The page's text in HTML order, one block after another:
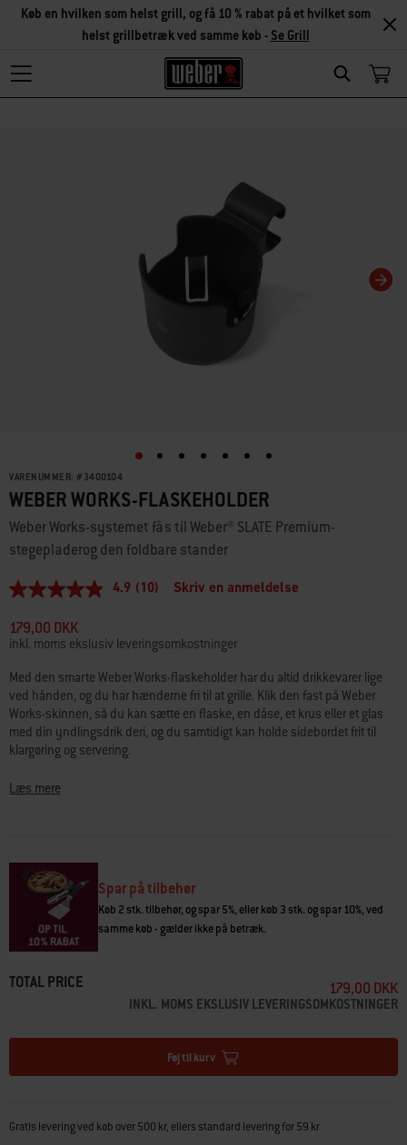
Search
Køb en hvilken som helst grill, og få 10 % rabat på et hvilket som
helst grillbetræk ved samme køb - Se Grill
VARENUMMER: # 3400104
WEBER WORKS-FLASKEHOLDER
Weber Works-systemet fås til Weber® SLATE Premium-
stegepladerog den foldbare stander
4.9
af
5
stjerner,
gennemsnitlig
bedømmelsesværdi.
Read
10
Reviews.
Samme
sidelink.
4.9 (10) Skriv en anmeldelse
179,00 DKK
inkl. moms ekslusiv leveringsomkostninger
Med den smarte Weber Works-flaskeholder har du altid drikkevarer lige
ved hånden, og du har hænderne fri til at grille. Klik den fast på Weber
Works-skinnen, så du kan sætte en flaske, en dåse, et krus eller et glas
med din yndlingsdrik deri, og du samtidigt kan holde sidebordet frit til
klargøring og servering.
Weber Works-flaskeholderen er en del af Weber Works Prep, Cook & Store-
tilbehøret passer til.
• Klikkes nemt på Weber Works-skinnen, så du har drikkevarer lige ved
hånden
• Passer til en lang række flasker, dåser, krus og glas
• Holder sidebordet frit til klargøring og servering
• Weber Works-systemet fås til Weber® SLATE Premium-stegepladerog
Læs mere
Spar på tilbehør
Køb 2 stk. tilbehør, og spar 5%, eller køb 3 stk. og spar 10%, ved
samme køb - gælder ikke på betræk.
TOTAL PRICE 179,00 DKK
INKL. MOMS EKSLUSIV LEVERINGSOMKOSTNINGER
Føj til kurv
Gratis levering ved køb over 500 kr, ellers standard levering for 59 kr